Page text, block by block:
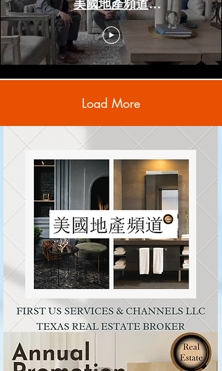
www.HoustonRealestateChannels.com
Load More